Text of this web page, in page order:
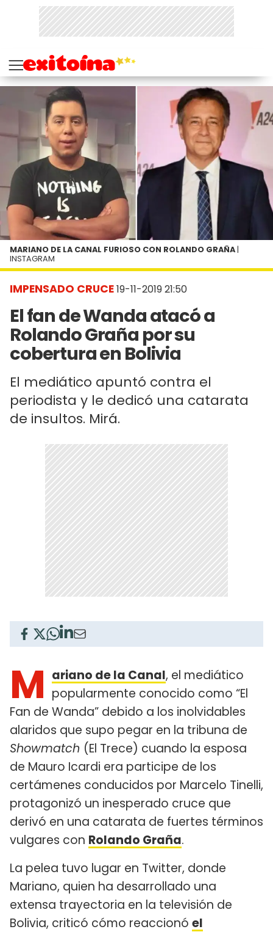
IMPENSADO CRUCE19-11-2019 21:50
El fan de Wanda atacó a
Rolando Graña por su
cobertura en Bolivia
El mediático apuntó contra el
periodista y le dedicó una catarata
de insultos. Mirá.
MARIANO DE LA CANAL FURIOSO CON ROLANDO GRAÑA |
INSTAGRAM
M ariano de la Canal, el mediático
popularmente conocido como “El
Fan de Wanda” debido a los inolvidables
alaridos que supo pegar en la tribuna de
Showmatch (El Trece) cuando la esposa
de Mauro Icardi era participe de los
certámenes conducidos por Marcelo Tinelli,
protagonizó un inesperado cruce que
derivó en una catarata de fuertes términos
vulgares con Rolando Graña.
La pelea tuvo lugar en Twitter, donde
Mariano, quien ha desarrollado una
extensa trayectoria en la televisión de
Bolivia, criticó cómo reaccionó el